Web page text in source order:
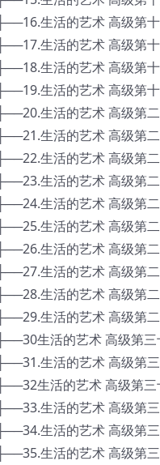
├──16.生活的艺术 高级第
├──17.生活的艺术 高级第
├──18.生活的艺术 高级第
├──19.生活的艺术 高级第
├──20.生活的艺术 高级第
├──21.生活的艺术 高级第
├──22.生活的艺术 高级第
├──23.生活的艺术 高级第
├──24.生活的艺术 高级第
├──25.生活的艺术 高级第
├──26.生活的艺术 高级第
├──27.生活的艺术 高级第
├──28.生活的艺术 高级第
├──29.生活的艺术 高级第
├──30生活的艺术 高级第
├──31.生活的艺术 高级第
├──32生活的艺术 高级第
├──33.生活的艺术 高级第
├──34.生活的艺术 高级第
├──35.生活的艺术 高级第